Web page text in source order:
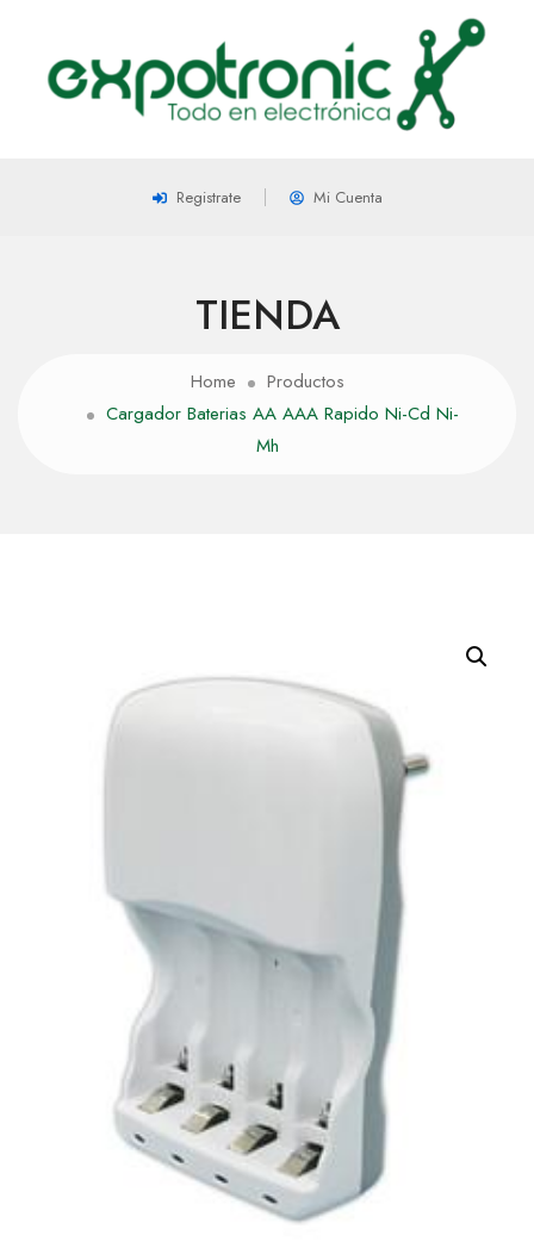
Registrate Mi Cuenta
TIENDA
Home
Productos
Cargador Baterias AA AAA Rapido Ni-Cd Ni-
Mh